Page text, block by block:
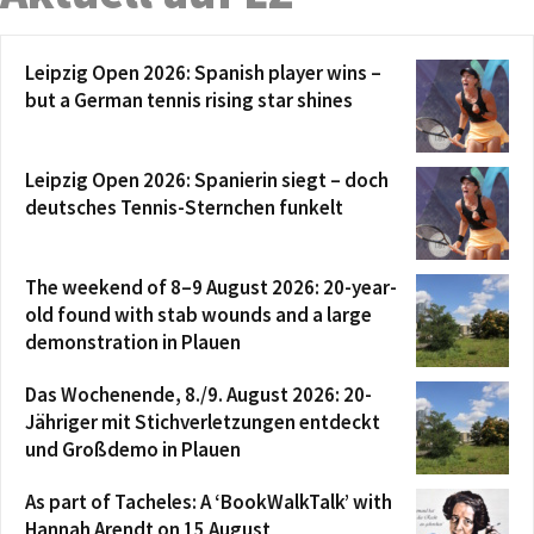
Leipzig Open 2026: Spanish player wins –
but a German tennis rising star shines
Leipzig Open 2026: Spanierin siegt – doch
deutsches Tennis-Sternchen funkelt
The weekend of 8–9 August 2026: 20-year-
old found with stab wounds and a large
demonstration in Plauen
Das Wochenende, 8./9. August 2026: 20-
Jähriger mit Stichverletzungen entdeckt
und Großdemo in Plauen
As part of Tacheles: A ‘BookWalkTalk’ with
Hannah Arendt on 15 August